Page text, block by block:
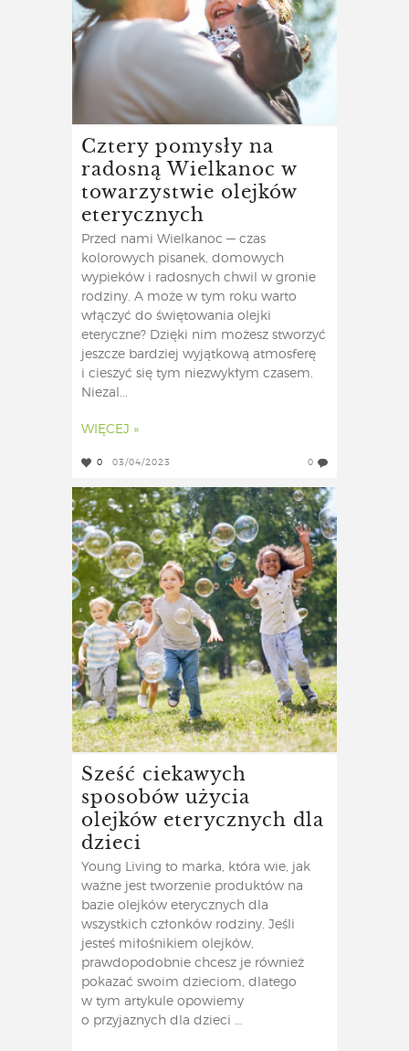
Cztery pomysły na
radosną Wielkanoc w
towarzystwie olejków
eterycznych
Przed nami Wielkanoc — czas
kolorowych pisanek, domowych
wypieków i radosnych chwil w gronie
rodziny. A może w tym roku warto
włączyć do świętowania olejki
eteryczne? Dzięki nim możesz stworzyć
jeszcze bardziej wyjątkową atmosferę
i cieszyć się tym niezwykłym czasem.
Niezal...
WIĘCEJ »
0 03/04/2023 0
Sześć ciekawych
sposobów użycia
olejków eterycznych dla
dzieci
Young Living to marka, która wie, jak
ważne jest tworzenie produktów na
bazie olejków eterycznych dla
wszystkich członków rodziny. Jeśli
jesteś miłośnikiem olejków,
prawdopodobnie chcesz je również
pokazać swoim dzieciom, dlatego
w tym artykule opowiemy
o przyjaznych dla dzieci ...